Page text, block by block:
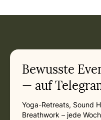
Related appointments
Bewusste
— auf
Yoga-Retreats, Sound
Breathwork – jede